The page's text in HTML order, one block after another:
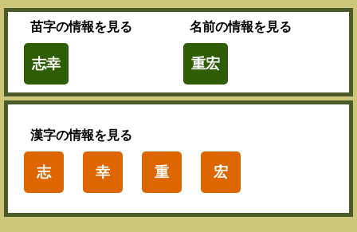
苗字の情報を見る
志幸
名前の情報を見る
重宏
漢字の情報を見る
志 幸 重 宏